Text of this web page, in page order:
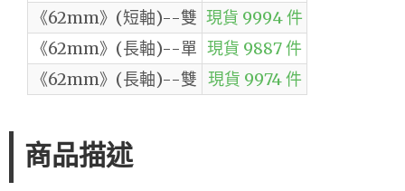
《62mm》(短軸)--雙 現貨 9994 件
《62mm》(長軸)--單 現貨 9887 件
《62mm》(長軸)--雙 現貨 9974 件
商品描述